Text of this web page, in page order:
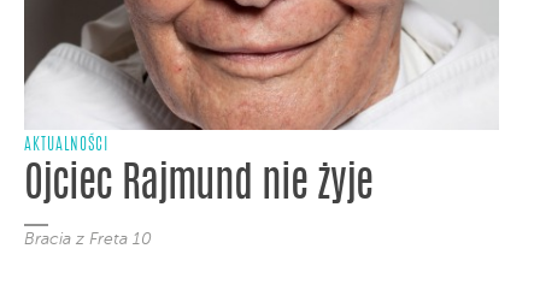
AKTUALNOŚCI
Ojciec Rajmund nie żyje
Bracia z Freta 10